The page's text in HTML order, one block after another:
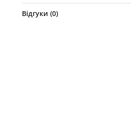
Відгуки (0)